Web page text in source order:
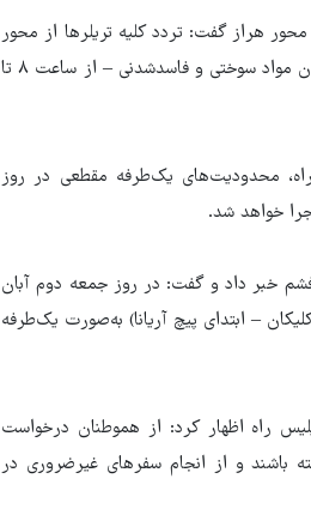
هراز گفت: تردد کلیه تریلرها از محور
هراز همچنان ممنوع است و علاوه بر آن، کامیون‌ها و کامیونت‌ها – به‌جز حاملان مواد سوختی و فاسدشدنی – از ساعت ۸ تا
محدودیت‌های یک‌طرفه مقطعی در روز
خواهد شد.
خبر داد و گفت: در روز جمعه دوم آبان
پیچ کلیکان – ابتدای پیچ آریانا) به‌صورت یک‌طرفه
راه اظهار کرد: از هموطنان درخواست
باشند و از انجام سفرهای غیرضروری در